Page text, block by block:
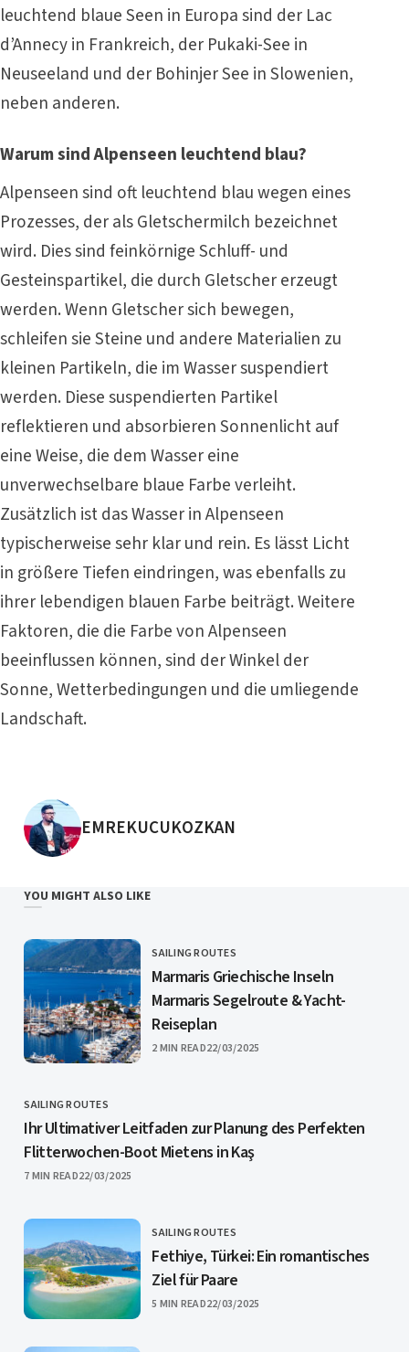
leuchtend blaue Seen in Europa sind der Lac
d’Annecy in Frankreich, der Pukaki-See in
Neuseeland und der Bohinjer See in Slowenien,
neben anderen.
Warum sind Alpenseen leuchtend blau?
Alpenseen sind oft leuchtend blau wegen eines
Prozesses, der als Gletschermilch bezeichnet
wird. Dies sind feinkörnige Schluff- und
Gesteinspartikel, die durch Gletscher erzeugt
werden. Wenn Gletscher sich bewegen,
schleifen sie Steine und andere Materialien zu
kleinen Partikeln, die im Wasser suspendiert
werden. Diese suspendierten Partikel
reflektieren und absorbieren Sonnenlicht auf
eine Weise, die dem Wasser eine
unverwechselbare blaue Farbe verleiht.
Zusätzlich ist das Wasser in Alpenseen
typischerweise sehr klar und rein. Es lässt Licht
in größere Tiefen eindringen, was ebenfalls zu
ihrer lebendigen blauen Farbe beiträgt. Weitere
Faktoren, die die Farbe von Alpenseen
beeinflussen können, sind der Winkel der
Sonne, Wetterbedingungen und die umliegende
Landschaft.
POSTED BY
EMREKUCUKOZKAN
YOU MIGHT ALSO LIKE
CATEGORY
SAILING ROUTES
Marmaris Griechische Inseln
Marmaris Segelroute & Yacht-
Reiseplan
2 MIN READPUBLISHED
22/03/2025
CATEGORY
SAILING ROUTES
Ihr Ultimativer Leitfaden zur Planung des Perfekten
Flitterwochen-Boot Mietens in Kaş
7 MIN READPUBLISHED
22/03/2025
CATEGORY
SAILING ROUTES
Fethiye, Türkei: Ein romantisches
Ziel für Paare
5 MIN READPUBLISHED
22/03/2025